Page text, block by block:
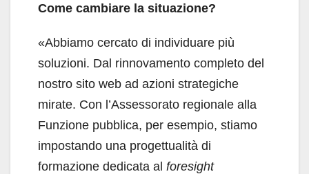
Come cambiare la situazione?
«Abbiamo cercato di individuare più
soluzioni. Dal rinnovamento completo del
nostro sito web ad azioni strategiche
mirate. Con l’Assessorato regionale alla
Funzione pubblica, per esempio, stiamo
impostando una progettualità di
formazione dedicata al foresight